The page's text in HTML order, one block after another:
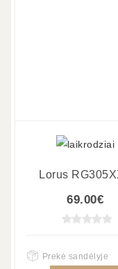
Lorus
69.00€
Prekė sandėlyje